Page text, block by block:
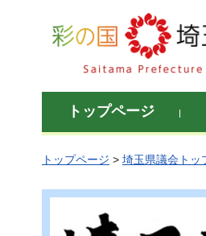
彩の国 埼玉県
トップページ
トップページ > 埼玉県議会トッ